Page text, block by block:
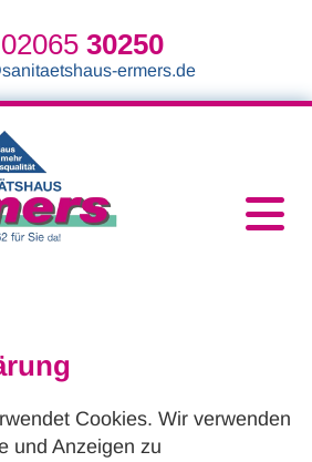
02065 30250
ermers.de
Cookies. Wir verwenden
und Anzeigen zu